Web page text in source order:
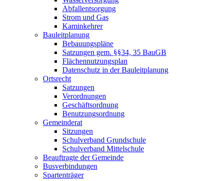
Abfallentsorgung
Strom und Gas
Kaminkehrer
Bauleitplanung
Bebauungspläne
Satzungen gem. §§34, 35 BauGB
Flächennutzungsplan
Datenschutz in der Bauleitplanung
Ortsrecht
Satzungen
Verordnungen
Geschäftsordnung
Benutzungsordnung
Gemeinderat
Sitzungen
Schulverband Grundschule
Schulverband Mittelschule
Beauftragte der Gemeinde
Busverbindungen
Spartenträger